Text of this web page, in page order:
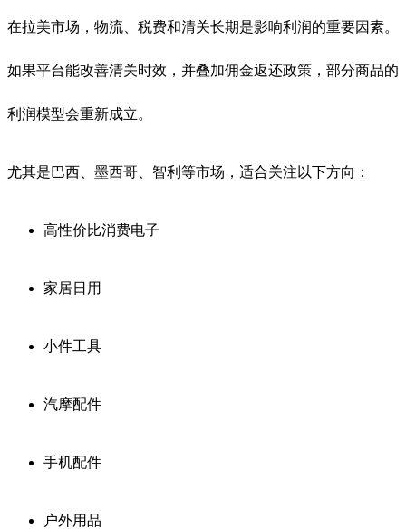
在拉美市场，物流、税费和清关长期是影响利润的重要因素。
如果平台能改善清关时效，并叠加佣金返还政策，部分商品的
利润模型会重新成立。
尤其是巴西、墨西哥、智利等市场，适合关注以下方向：
高性价比消费电子
家居日用
小件工具
汽摩配件
手机配件
户外用品